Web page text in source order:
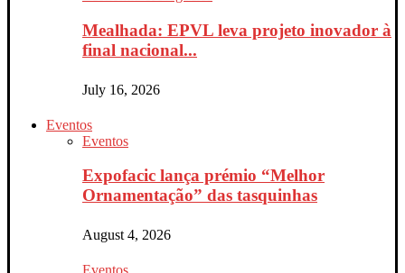
Mealhada: EPVL leva projeto inovador à
final nacional...
July 16, 2026
Eventos
Eventos
Expofacic lança prémio “Melhor
Ornamentação” das tasquinhas
August 4, 2026
Eventos